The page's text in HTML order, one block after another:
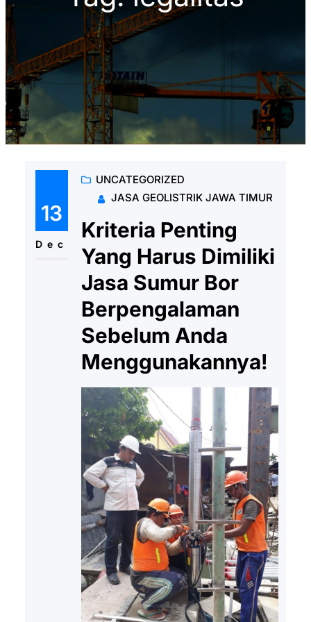
13
Dec
UNCATEGORIZED
JASA GEOLISTRIK JAWA TIMUR
Kriteria Penting
Yang Harus Dimiliki
Jasa Sumur Bor
Berpengalaman
Sebelum Anda
Menggunakannya!